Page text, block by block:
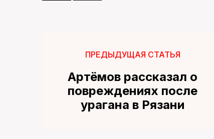
ПРЕДЫДУЩАЯ СТАТЬЯ
Артёмов рассказал о
повреждениях после
урагана в Рязани